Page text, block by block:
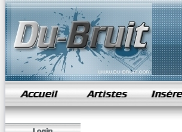
samples de rap